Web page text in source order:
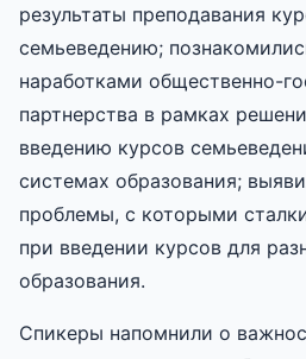
результаты преподавания
семьеведению;
наработками общественно-
партнерства в рамках
введению курсов
системах образования;
проблемы, с которыми
при введении курсов для
образования.
Спикеры напомнили о